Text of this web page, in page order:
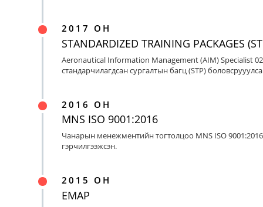
2017 ОН
STANDARDIZED TRAINING PACKAGES
Aeronautical Information Management (AIM) Specialist
стандарчилагдсан сургалтын багц (STP)
2016 ОН
MNS ISO 9001:2016
Чанарын менежментийн тогтолцоо MNS ISO
гэрчилгээжсэн.
2015 ОН
EMAP